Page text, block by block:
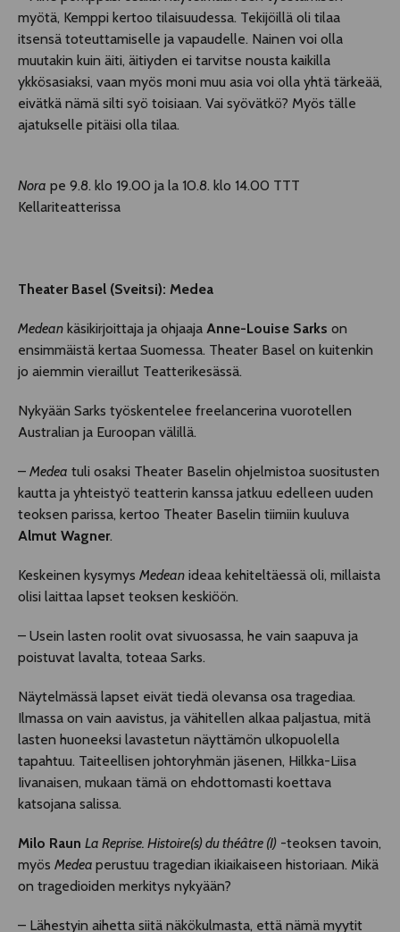
myötä, Kemppi kertoo tilaisuudessa. Tekijöillä oli tilaa
itsensä toteuttamiselle ja vapaudelle. Nainen voi olla
muutakin kuin äiti, äitiyden ei tarvitse nousta kaikilla
ykkösasiaksi, vaan myös moni muu asia voi olla yhtä tärkeää,
eivätkä nämä silti syö toisiaan. Vai syövätkö? Myös tälle
ajatukselle pitäisi olla tilaa.
Nora pe 9.8. klo 19.00 ja la 10.8. klo 14.00 TTT
Kellariteatterissa
Theater Basel (Sveitsi): Medea
Medean käsikirjoittaja ja ohjaaja Anne-Louise Sarks on
ensimmäistä kertaa Suomessa. Theater Basel on kuitenkin
jo aiemmin vieraillut Teatterikesässä.
Nykyään Sarks työskentelee freelancerina vuorotellen
Australian ja Euroopan välillä.
– Medea tuli osaksi Theater Baselin ohjelmistoa suositusten
kautta ja yhteistyö teatterin kanssa jatkuu edelleen uuden
teoksen parissa, kertoo Theater Baselin tiimiin kuuluva
Almut Wagner.
Keskeinen kysymys Medean ideaa kehiteltäessä oli, millaista
olisi laittaa lapset teoksen keskiöön.
– Usein lasten roolit ovat sivuosassa, he vain saapuva ja
poistuvat lavalta, toteaa Sarks.
Näytelmässä lapset eivät tiedä olevansa osa tragediaa.
Ilmassa on vain aavistus, ja vähitellen alkaa paljastua, mitä
lasten huoneeksi lavastetun näyttämön ulkopuolella
tapahtuu. Taiteellisen johtoryhmän jäsenen, Hilkka-Liisa
Iivanaisen, mukaan tämä on ehdottomasti koettava
katsojana salissa.
Milo Raun La Reprise. Histoire(s) du théâtre (I) -teoksen tavoin,
myös Medea perustuu tragedian ikiaikaiseen historiaan. Mikä
on tragedioiden merkitys nykyään?
– Lähestyin aihetta siitä näkökulmasta, että nämä myytit